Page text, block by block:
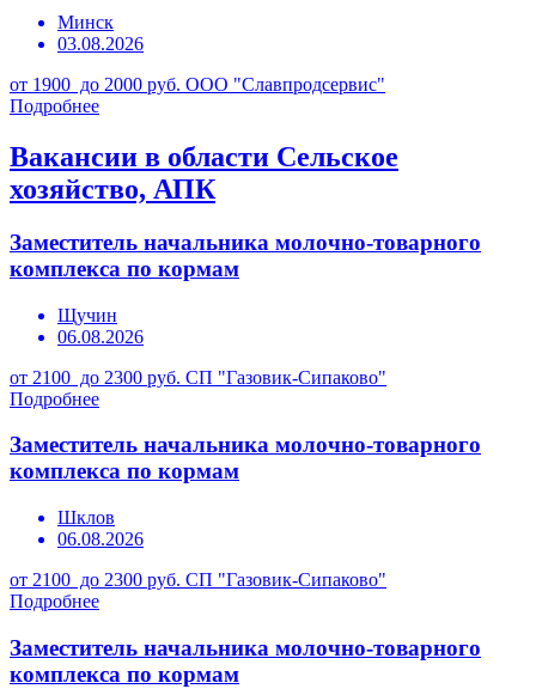
Минск
03.08.2026
от 1900 до 2000 руб. ООО "Славпродсервис"
Подробнее
Вакансии в области Сельское
хозяйство, АПК
Заместитель начальника молочно-товарного
комплекса по кормам
Щучин
06.08.2026
от 2100 до 2300 руб. СП "Газовик-Сипаково"
Подробнее
Заместитель начальника молочно-товарного
комплекса по кормам
Шклов
06.08.2026
от 2100 до 2300 руб. СП "Газовик-Сипаково"
Подробнее
Заместитель начальника молочно-товарного
комплекса по кормам